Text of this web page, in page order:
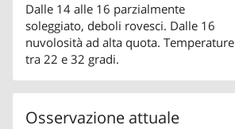
Dalle 14 alle 16 parzialmente
soleggiato, deboli rovesci. Dalle 16
nuvolosità ad alta quota. Temperature
tra 22 e 32 gradi.
Osservazione attuale